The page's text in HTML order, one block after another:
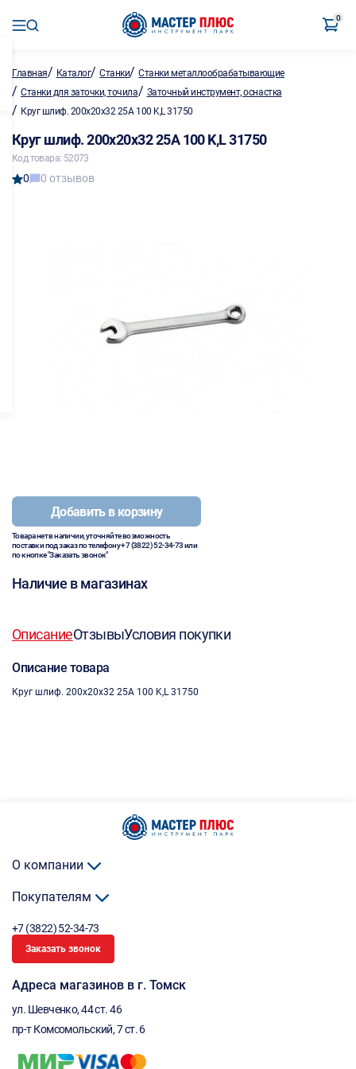
0
Главная/ Каталог/Станки/Станки металлообрабатывающие
/ Станки для заточки, точила/ Заточный инструмент, оснастка
/ Круг шлиф. 200х20х32 25А 100 K,L 31750
Круг шлиф. 200х20х32 25А 100 K,L 31750
Код товара: 52073
0 0 отзывов
Добавить в корзину
Товара нет в наличии, уточняйте возможность
поставки под заказ по телефону+7 (3822) 52-34-73или
по кнопке "Заказать звонок"
Наличие в магазинах
ОписаниеОтзывыУсловия покупки
Описание товара
Круг шлиф. 200х20х32 25А 100 K,L 31750
О компании
Покупателям
+7 (3822) 52-34-73
Заказать звонок
Адреса магазинов в г. Томск
ул. Шевченко, 44 ст. 46
пр-т Комсомольский, 7 ст. 6